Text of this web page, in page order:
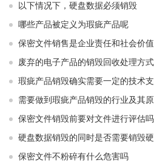
以下情况下，硬盘数据必须销毁
哪些产品被定义为瑕疵产品呢
保密文件销售是企业责任和社会价
废弃的电子产品的销毁回收处理方
瑕疵产品销毁确实需要一定的技术
需要做到瑕疵产品销毁的行业及其
保密文件销毁前要对文件进行评估吗
硬盘数据销毁的同时是否需要销毁
保密文件不粉碎有什么危害吗